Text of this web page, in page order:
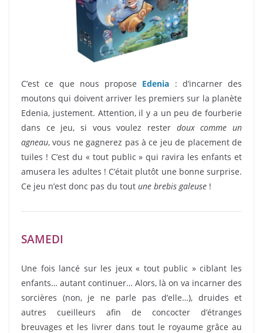
C’est ce que nous propose Edenia : d’incarner des
moutons qui doivent arriver les premiers sur la planète
Edenia, justement. Attention, il y a un peu de fourberie
dans ce jeu, si vous voulez rester doux comme un
agneau, vous ne gagnerez pas à ce jeu de placement de
tuiles ! C’est du « tout public » qui ravira les enfants et
amusera les adultes ! C’était plutôt une bonne surprise.
Ce jeu n’est donc pas du tout une brebis galeuse !
SAMEDI
Une fois lancé sur les jeux « tout public » ciblant les
enfants… autant continuer… Alors, là on va incarner des
sorcières (non, je ne parle pas d’elle…), druides et
autres cueilleurs afin de concocter d’étranges
breuvages et les livrer dans tout le royaume grâce au